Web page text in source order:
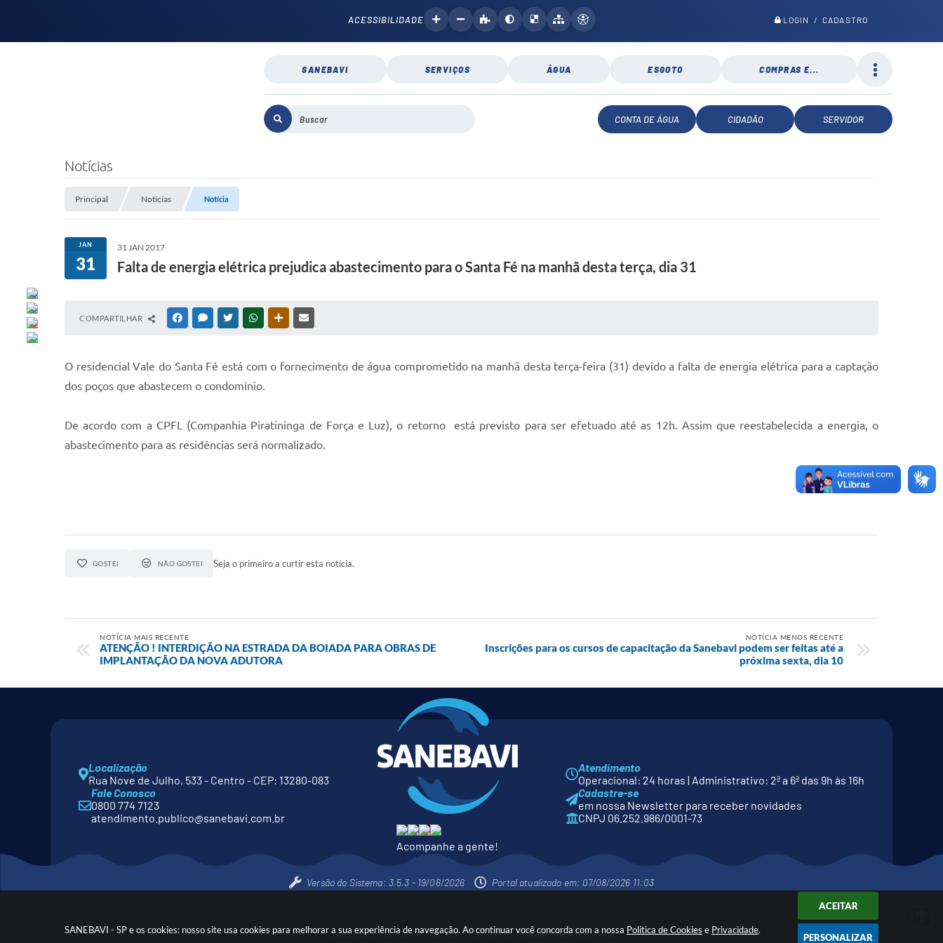
SANEBAVI - SP e os cookies: nosso site usa cookies para melhorar a sua experiência de navegação. Ao continuar você concorda com a nossa Política de Cookies e Privacidade.
ACEITAR
PERSONALIZAR
LOGIN / CADASTRO
SANEBAVI SERVIÇOS ÁGUA ESGOTO COMPRAS E...
CONTA DE ÁGUA CIDADÃO SERVIDOR
ACESSIBILIDADE
Notícias
Principal Notícias Notícia
JAN
31
31 JAN 2017
Falta de energia elétrica prejudica abastecimento para o Santa Fé na manhã desta terça, dia 31
COMPARTILHAR FACEBOOKMESSENGER
TWITTERWHATSAPPOUTRAS MÍDIAS
O residencial Vale do Santa Fé está com o fornecimento de água comprometido na manhã desta terça-feira (31) devido a falta de energia elétrica para a captação
dos poços que abastecem o condomínio.
De acordo com a CPFL (Companhia Piratininga de Força e Luz), o retorno está previsto para ser efetuado até as 12h. Assim que reestabelecida a energia, o
abastecimento para as residências será normalizado.
GOSTEI NÃO GOSTEI Seja o primeiro a curtir esta notícia.
NOTÍCIA MAIS RECENTE
ATENÇÃO ! INTERDIÇÃO NA ESTRADA DA BOIADA PARA OBRAS DE
IMPLANTAÇÃO DA NOVA ADUTORA
NOTÍCIA MENOS RECENTE
Inscrições para os cursos de capacitação da Sanebavi podem ser feitas até a
próxima sexta, dia 10
Localização
Rua Nove de Julho, 533 - Centro - CEP: 13280-083
Fale Conosco
0800 774 7123
atendimento.publico@sanebavi.com.br
Acompanhe a gente!
Atendimento
Operacional: 24 horas | Administrativo: 2ª a 6ª das 9h às 16h
Cadastre-se
em nossa Newsletter para receber novidades
CNPJ 06.252.986/0001-73
Versão do Sistema: 3.5.3 - 19/06/2026 Portal atualizado em: 07/08/2026 11:03
© Copyright Instar - 2006- 2026. Todos os direitos reservados -Instar Tecnologia